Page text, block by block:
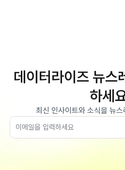
데이터라이즈 뉴스
하세
최신 인사이트와 소식을 뉴